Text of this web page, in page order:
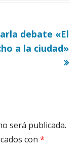
debate «El
a la ciudad»
será publicada.
con *